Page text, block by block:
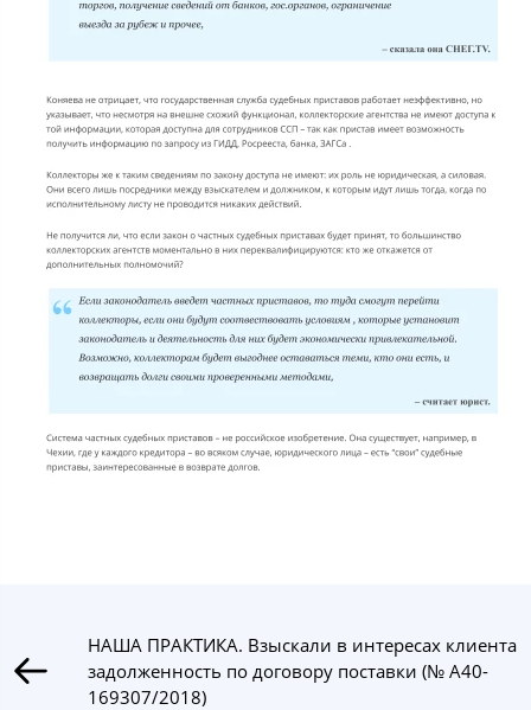
НАША ПРАКТИКА. Взыскали в интересах клиента
задолженность по договору поставки (№ А40-
169307/2018)